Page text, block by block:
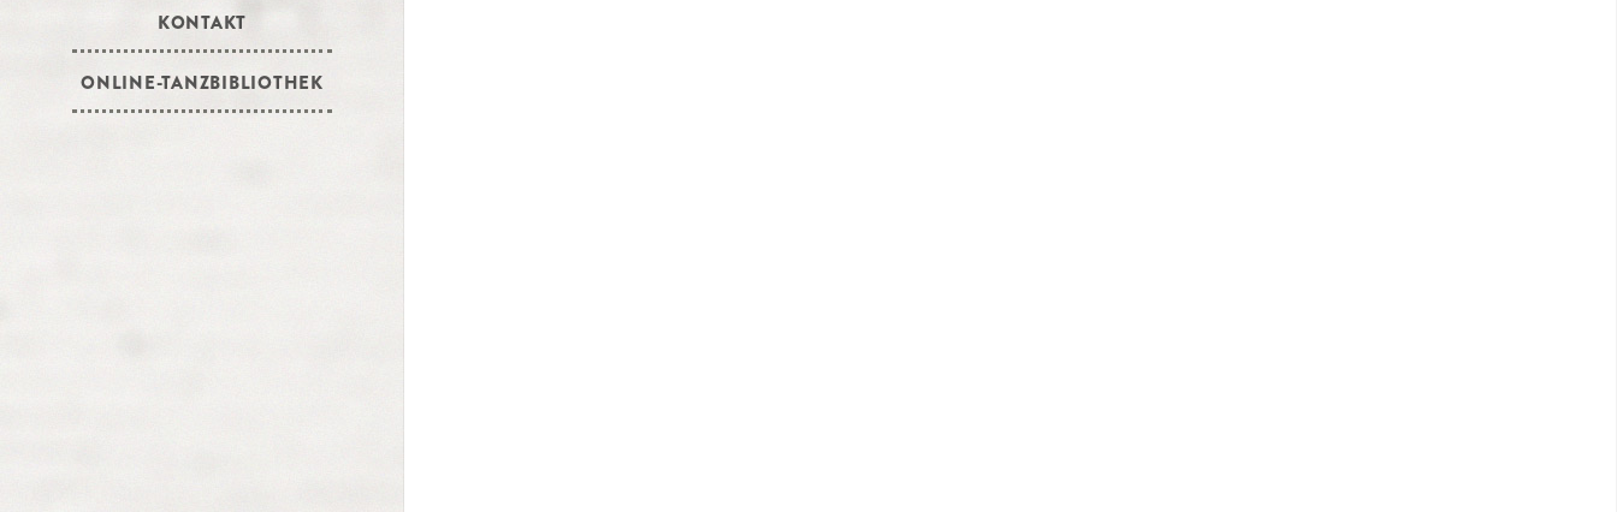
KONTAKT
ONLINE-TANZBIBLIOTHEK